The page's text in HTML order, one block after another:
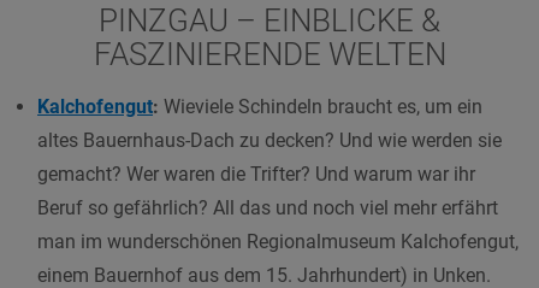
PINZGAU – EINBLICKE &
FASZINIERENDE WELTEN
Kalchofengut: Wieviele Schindeln braucht es, um ein
altes Bauernhaus-Dach zu decken? Und wie werden sie
gemacht? Wer waren die Trifter? Und warum war ihr
Beruf so gefährlich? All das und noch viel mehr erfährt
man im wunderschönen Regionalmuseum Kalchofengut,
einem Bauernhof aus dem 15. Jahrhundert) in Unken.